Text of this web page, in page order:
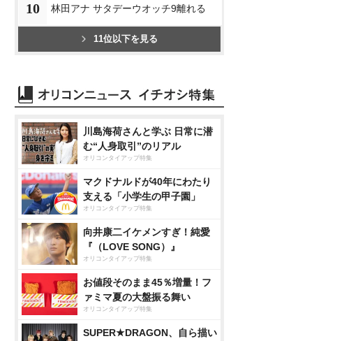
10 林田アナ サタデーウオッチ9離れる
11位以下を見る
川島海荷さんと学ぶ 日常に潜
む“人身取引”のリアル
オリコンタイアップ特集
マクドナルドが40年にわたり
支える「小学生の甲子園」
オリコンタイアップ特集
向井康二イケメンすぎ！純愛
『（LOVE SONG）』
オリコンタイアップ特集
お値段そのまま45％増量！フ
ァミマ夏の大盤振る舞い
オリコンタイアップ特集
SUPER★DRAGON、自ら描い